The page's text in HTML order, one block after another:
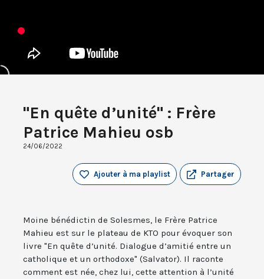
"En quête d’unité" : Frère
Patrice Mahieu osb
24/06/2022
Partager
Ajouter à ma playlist
Moine bénédictin de Solesmes, le Frère Patrice
Mahieu est sur le plateau de KTO pour évoquer son
livre "En quête d’unité. Dialogue d’amitié entre un
catholique et un orthodoxe" (Salvator). Il raconte
comment est née, chez lui, cette attention à l’unité